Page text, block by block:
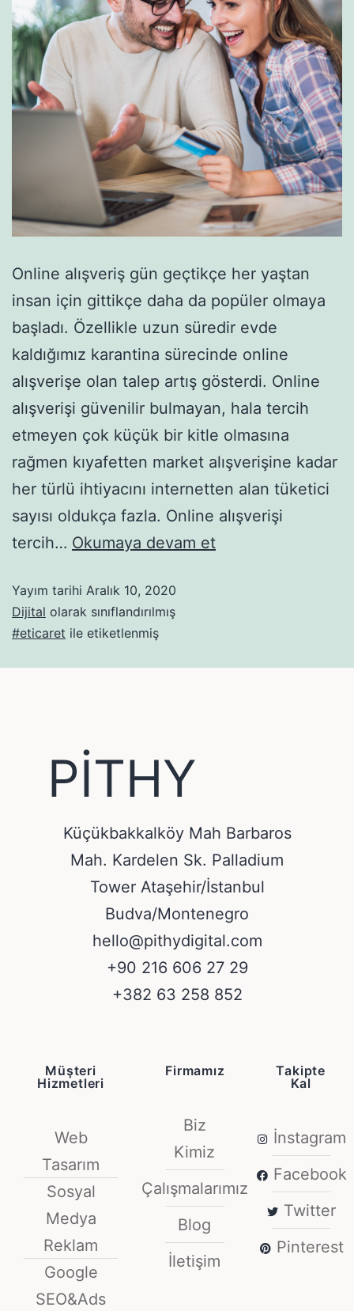
Online alışveriş gün geçtikçe her yaştan
insan için gittikçe daha da popüler olmaya
başladı. Özellikle uzun süredir evde
kaldığımız karantina sürecinde online
alışverişe olan talep artış gösterdi. Online
alışverişi güvenilir bulmayan, hala tercih
etmeyen çok küçük bir kitle olmasına
rağmen kıyafetten market alışverişine kadar
her türlü ihtiyacını internetten alan tüketici
sayısı oldukça fazla. Online alışverişi
tercih… Okumaya devam et
Yayım tarihi Aralık 10, 2020
Dijital olarak sınıflandırılmış
#eticaret ile etiketlenmiş
PİTHY
Küçükbakkalköy Mah Barbaros
Mah. Kardelen Sk. Palladium
Tower Ataşehir/İstanbul
Budva/Montenegro
hello@pithydigital.com
+90 216 606 27 29
+382 63 258 852
Müşteri
Hizmetleri
Web
Tasarım
Sosyal
Medya
Reklam
Google
SEO&Ads
Firmamız
Biz
Kimiz
Çalışmalarımız
Blog
İletişim
Takipte
Kal
İnstagram
Facebook
Twitter
Pinterest